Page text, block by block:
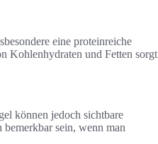
eine proteinreiche
Kohlenhydraten und Fetten sorgt
können jedoch sichtbare
sein, wenn man